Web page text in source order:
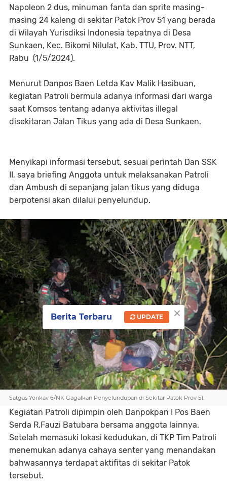
Napoleon 2 dus, minuman fanta dan sprite masing-
masing 24 kaleng di sekitar Patok Prov 51 yang berada
di Wilayah Yurisdiksi Indonesia tepatnya di Desa
Sunkaen, Kec. Bikomi Nilulat, Kab. TTU, Prov. NTT,
Rabu (1/5/2024).
Menurut Danpos Baen Letda Kav Malik Hasibuan,
kegiatan Patroli bermula adanya informasi dari warga
saat Komsos tentang adanya aktivitas illegal
disekitaran Jalan Tikus yang ada di Desa Sunkaen.
Menyikapi informasi tersebut, sesuai perintah Dan SSK
II, saya briefing Anggota untuk melaksanakan Patroli
dan Ambush di sepanjang jalan tikus yang diduga
berpotensi akan dilalui penyelundup.
Satgas Yonkav 6/NK Gagalkan Penyelundupan di Sekitar Patok Prov 51.
Kegiatan Patroli dipimpin oleh Danpokpan I Pos Baen
Serda R.Fauzi Batubara bersama anggota lainnya.
Setelah memasuki lokasi kedudukan, di TKP Tim Patroli
menemukan adanya cahaya senter yang menandakan
bahwasannya terdapat aktifitas di sekitar Patok
tersebut.
×
Berita Terbaru UPDATE